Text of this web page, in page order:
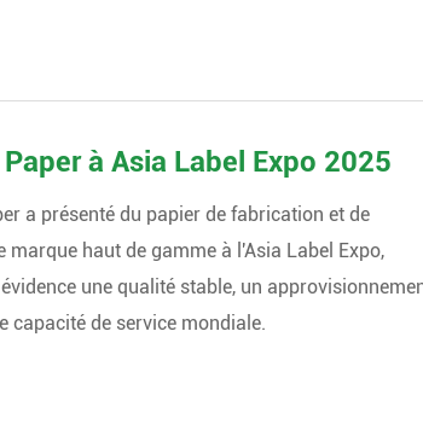
à Asia Label Expo 2025
a présenté du papier de fabrication et de
marque haut de gamme à l'Asia Label Expo,
une qualité stable, un
capacité de service mondiale.